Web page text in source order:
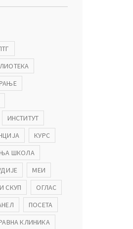
ИНСТИТУТ
КУРС
ШКОЛА
МЕИ
СКУП
ОГЛАС
ПОСЕТА
КЛИНИКА